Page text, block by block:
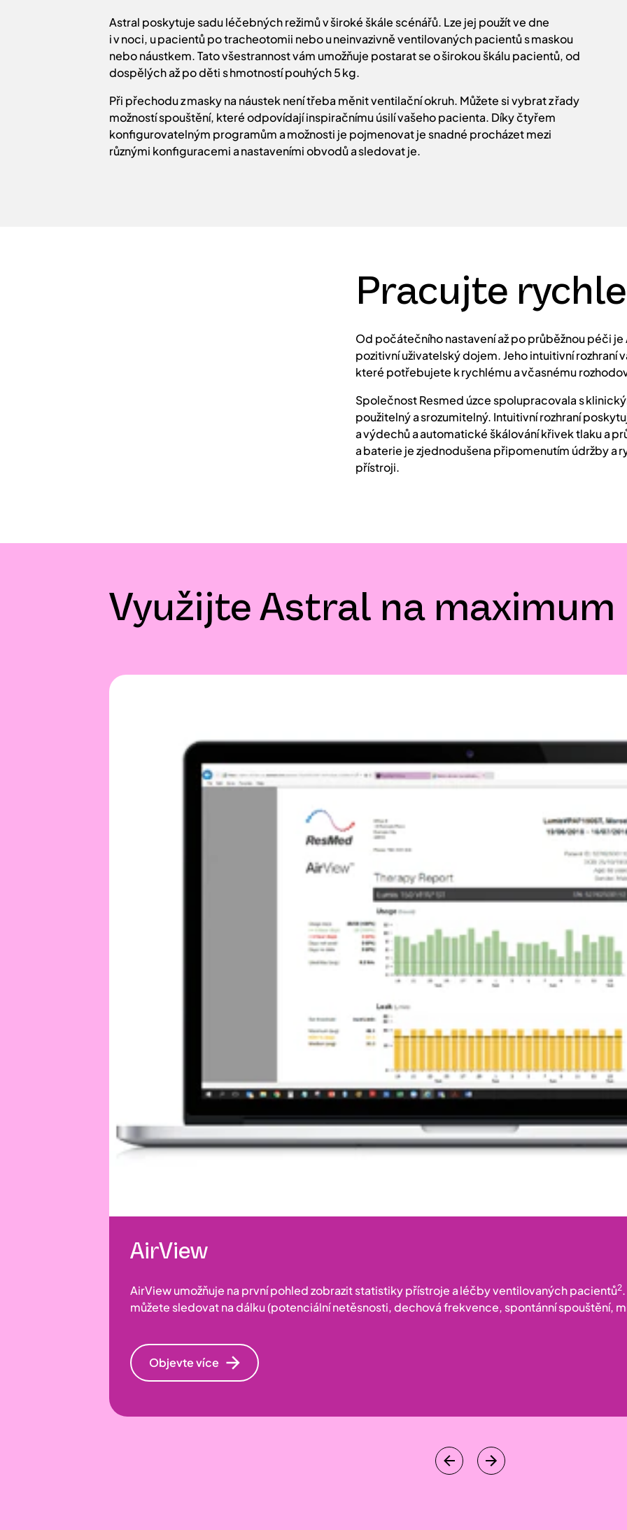
Astral poskytuje sadu léčebných režimů v široké škále scénářů. Lze jej použít ve dne
i v noci, u pacientů po tracheotomii nebo u neinvazivně ventilovaných pacientů s maskou
nebo náustkem. Tato všestrannost vám umožňuje postarat se o širokou škálu pacientů, od
dospělých až po děti s hmotností pouhých 5 kg.
Při přechodu z masky na náustek není třeba měnit ventilační okruh. Můžete si vybrat z řady
možností spouštění, které odpovídají inspiračnímu úsilí vašeho pacienta. Díky čtyřem
konfigurovatelným programům a možnosti je pojmenovat je snadné procházet mezi
různými konfiguracemi a nastaveními obvodů a sledovat je.
Pracujte
Od počátečního nastavení až po průběžnou péči
pozitivní uživatelský dojem. Jeho intuitivní rozhraní
které potřebujete k rychlému a včasnému
Společnost Resmed úzce spolupracovala s
použitelný a srozumitelný. Intuitivní rozhraní
a výdechů a automatické škálování křivek tlaku a
a baterie je zjednodušena připomenutím údržby a
přístroji.
Využijte Astral na maximum
AirView
AirView umožňuje na první pohled zobrazit statistiky přístroje a léčby ventilovaných pacientů2
můžete sledovat na dálku (potenciální netěsnosti, dechová frekvence, spontánní spouštění,
Objevte více